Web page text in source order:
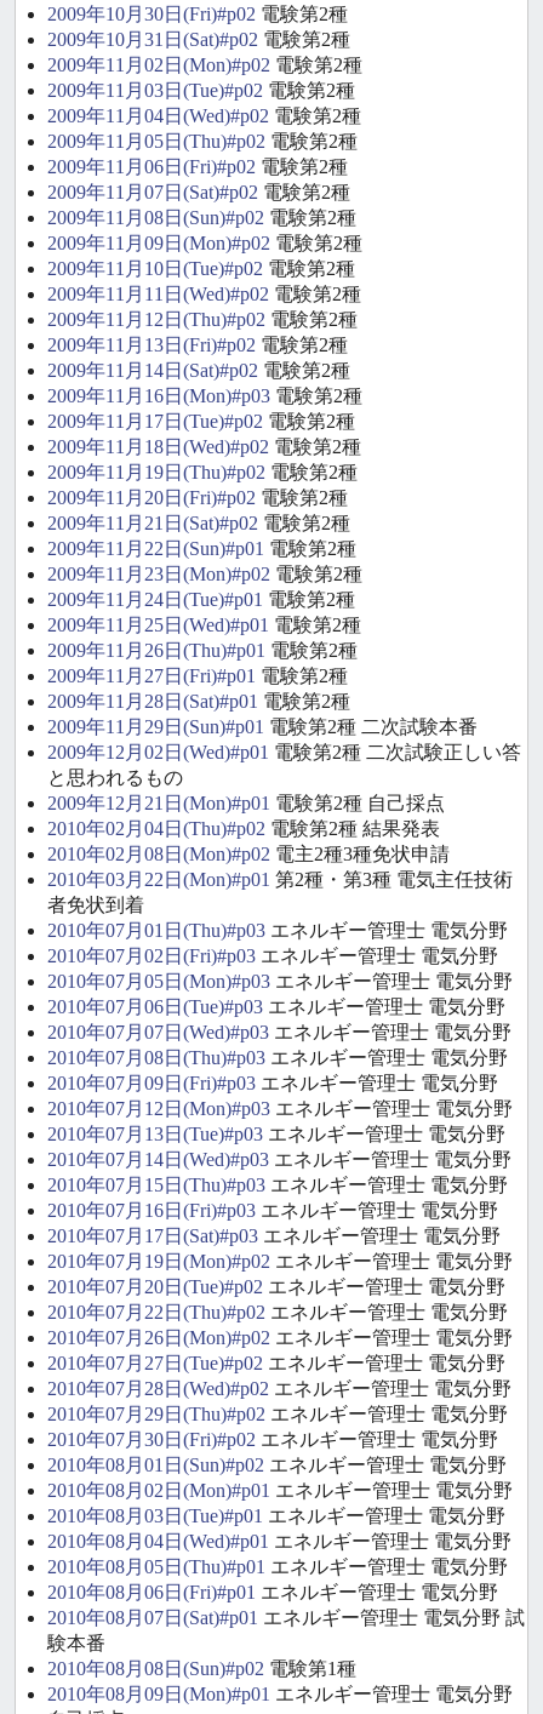
2009年10月30日(Fri)#p02 電験第2種
2009年10月31日(Sat)#p02 電験第2種
2009年11月02日(Mon)#p02 電験第2種
2009年11月03日(Tue)#p02 電験第2種
2009年11月04日(Wed)#p02 電験第2種
2009年11月05日(Thu)#p02 電験第2種
2009年11月06日(Fri)#p02 電験第2種
2009年11月07日(Sat)#p02 電験第2種
2009年11月08日(Sun)#p02 電験第2種
2009年11月09日(Mon)#p02 電験第2種
2009年11月10日(Tue)#p02 電験第2種
2009年11月11日(Wed)#p02 電験第2種
2009年11月12日(Thu)#p02 電験第2種
2009年11月13日(Fri)#p02 電験第2種
2009年11月14日(Sat)#p02 電験第2種
2009年11月16日(Mon)#p03 電験第2種
2009年11月17日(Tue)#p02 電験第2種
2009年11月18日(Wed)#p02 電験第2種
2009年11月19日(Thu)#p02 電験第2種
2009年11月20日(Fri)#p02 電験第2種
2009年11月21日(Sat)#p02 電験第2種
2009年11月22日(Sun)#p01 電験第2種
2009年11月23日(Mon)#p02 電験第2種
2009年11月24日(Tue)#p01 電験第2種
2009年11月25日(Wed)#p01 電験第2種
2009年11月26日(Thu)#p01 電験第2種
2009年11月27日(Fri)#p01 電験第2種
2009年11月28日(Sat)#p01 電験第2種
2009年11月29日(Sun)#p01 電験第2種 二次試験本番
2009年12月02日(Wed)#p01 電験第2種 二次試験正しい答
と思われるもの
2009年12月21日(Mon)#p01 電験第2種 自己採点
2010年02月04日(Thu)#p02 電験第2種 結果発表
2010年02月08日(Mon)#p02 電主2種3種免状申請
2010年03月22日(Mon)#p01 第2種・第3種 電気主任技術
者免状到着
2010年07月01日(Thu)#p03 エネルギー管理士 電気分野
2010年07月02日(Fri)#p03 エネルギー管理士 電気分野
2010年07月05日(Mon)#p03 エネルギー管理士 電気分野
2010年07月06日(Tue)#p03 エネルギー管理士 電気分野
2010年07月07日(Wed)#p03 エネルギー管理士 電気分野
2010年07月08日(Thu)#p03 エネルギー管理士 電気分野
2010年07月09日(Fri)#p03 エネルギー管理士 電気分野
2010年07月12日(Mon)#p03 エネルギー管理士 電気分野
2010年07月13日(Tue)#p03 エネルギー管理士 電気分野
2010年07月14日(Wed)#p03 エネルギー管理士 電気分野
2010年07月15日(Thu)#p03 エネルギー管理士 電気分野
2010年07月16日(Fri)#p03 エネルギー管理士 電気分野
2010年07月17日(Sat)#p03 エネルギー管理士 電気分野
2010年07月19日(Mon)#p02 エネルギー管理士 電気分野
2010年07月20日(Tue)#p02 エネルギー管理士 電気分野
2010年07月22日(Thu)#p02 エネルギー管理士 電気分野
2010年07月26日(Mon)#p02 エネルギー管理士 電気分野
2010年07月27日(Tue)#p02 エネルギー管理士 電気分野
2010年07月28日(Wed)#p02 エネルギー管理士 電気分野
2010年07月29日(Thu)#p02 エネルギー管理士 電気分野
2010年07月30日(Fri)#p02 エネルギー管理士 電気分野
2010年08月01日(Sun)#p02 エネルギー管理士 電気分野
2010年08月02日(Mon)#p01 エネルギー管理士 電気分野
2010年08月03日(Tue)#p01 エネルギー管理士 電気分野
2010年08月04日(Wed)#p01 エネルギー管理士 電気分野
2010年08月05日(Thu)#p01 エネルギー管理士 電気分野
2010年08月06日(Fri)#p01 エネルギー管理士 電気分野
2010年08月07日(Sat)#p01 エネルギー管理士 電気分野 試
験本番
2010年08月08日(Sun)#p02 電験第1種
2010年08月09日(Mon)#p01 エネルギー管理士 電気分野